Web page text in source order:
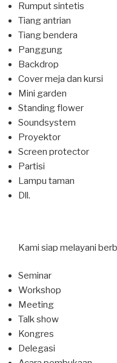
Rumput sintetis
Tiang antrian
Tiang bendera
Panggung
Backdrop
Cover meja dan kursi
Mini garden
Standing flower
Soundsystem
Proyektor
Screen protector
Partisi
Lampu taman
Dll.
Kami siap melayani
Seminar
Workshop
Meeting
Talk show
Kongres
Delegasi